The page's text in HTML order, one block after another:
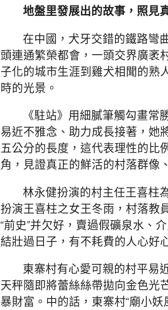
地盤里發展出的故事，照見
在中國，犬牙交錯的鐵路彎
頭連通繁榮都會，一頭交界廣袤
子化的城市生涯到雞犬相聞的熟
時的光景。
《駐站》用細膩筆觸勾畫
易近不雅念、助力成長接著，她
五公分的長度，這代表理性的比
角，見證真正的鮮活的村落群像
林永健扮演的村主任王喜柱
扮演王喜柱之女王冬雨，村落教
“前史”并欠好，賣過假礦泉水、
結壯過日子，有不耗費的人心好
東寨村有心愛可親的村平易
天秤隨即將蕾絲絲帶拋向金色光
暴財富。中的話，東寨村“廟小